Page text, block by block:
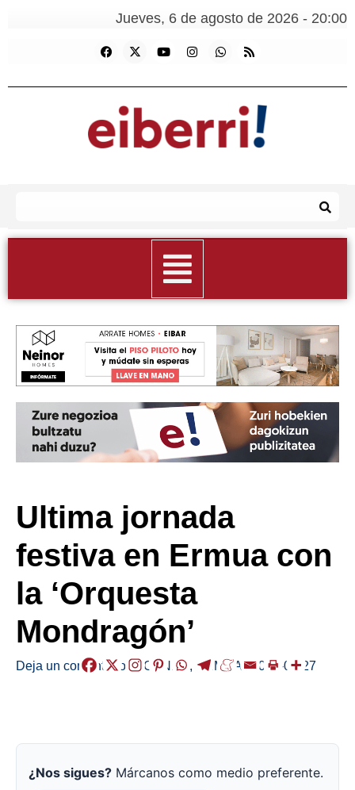
Jueves, 6 de agosto de 2026 - 20:00
Ultima jornada
festiva en Ermua con
la ‘Orquesta
Mondragón’
Deja un comentario /AGENDA , ERMUA /2024-07-27
¿Nos sigues? Márcanos como medio preferente.